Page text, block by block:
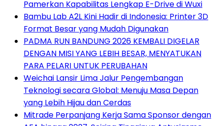
Pamerkan Kapabilitas Lengkap E-Drive di Wuxi
Bambu Lab A2L Kini Hadir di Indonesia: Printer 3D
Format Besar yang Mudah Digunakan
PADMA RUN BANDUNG 2026 KEMBALI DIGELAR
DENGAN MISI YANG LEBIH BESAR, MENYATUKAN
PARA PELARI UNTUK PERUBAHAN
Weichai Lansir Lima Jalur Pengembangan
Teknologi secara Global: Menuju Masa Depan
yang Lebih Hijau dan Cerdas
Mitrade Perpanjang Kerja Sama Sponsor dengan